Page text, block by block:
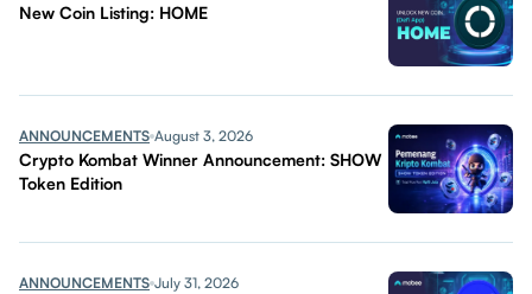
New Coin Listing: HOME
ANNOUNCEMENTS August 3, 2026
Crypto Kombat Winner Announcement: SHOW
Token Edition
ANNOUNCEMENTS July 31, 2026